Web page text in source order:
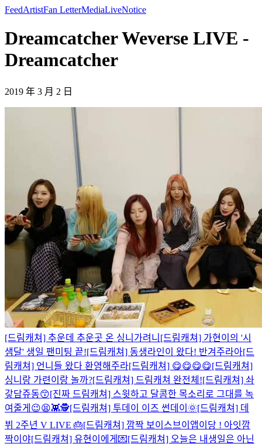
FeedArtistFan LetterMediaLiveNotice
Dreamcatcher Weverse LIVE -
Dreamcatcher
2019 年 3 月 2 日
[드림캐쳐] 추운데 추운곳 온 싱니가려니 [드림캐쳐] 가현이의 '시
샘달' 생일 팬미팅 끝![드림캐쳐] 동생라인이 왔다! 반겨주라아[드
림캐쳐] 언니들 왔다 환영해주라[드림캐쳐] 😋😋😋😋[드림캐쳐]
싱니랑 가련이랑 놀까?[드림캐쳐] 드림캐쳐 완전체![드림캐쳐] 솨
갛담쥬동😙[진짜 드림캐쳐] 스윗하고 달콤한 목소리로 그대를 녹
여줄게😉😫👾🕵[드림캐쳐] 투데이 이즈 썬데이🌞[드림캐쳐] 데
뷔 2주년 V LIVE 🎂[드림캐쳐] 깜짝 보이스브이앱이당 ! 아잇깜
짝이야[드림캐쳐] 유현이에게💌[드림캐쳐] 오늘은 내생일은 아닌